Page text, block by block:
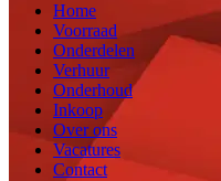
Home
Voorraad
Onderdelen
Verhuur
Onderhoud
Inkoop
Over ons
Vacatures
Contact